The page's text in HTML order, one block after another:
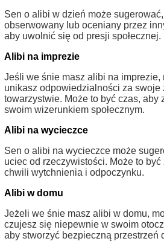
Sen o alibi w dzień może
obserwowany lub oceniany przez
aby uwolnić się od presji społecznej.
Alibi na imprezie
Jeśli we śnie masz alibi na imprezie,
unikasz odpowiedzialności za swoje
towarzystwie. Może to być czas, aby
swoim wizerunkiem społecznym.
Alibi na wycieczce
Sen o alibi na wycieczce może
uciec od rzeczywistości. Może to
chwili wytchnienia i odpoczynku.
Alibi w domu
Jeżeli we śnie masz alibi w domu,
czujesz się niepewnie w swoim
aby stworzyć bezpieczną przestrzeń